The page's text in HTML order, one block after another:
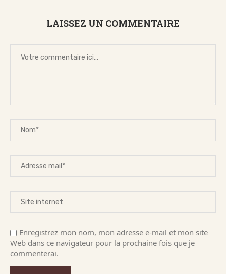
LAISSEZ UN COMMENTAIRE
Enregistrez mon nom, mon adresse e-mail et mon site
Web dans ce navigateur pour la prochaine fois que je
commenterai.